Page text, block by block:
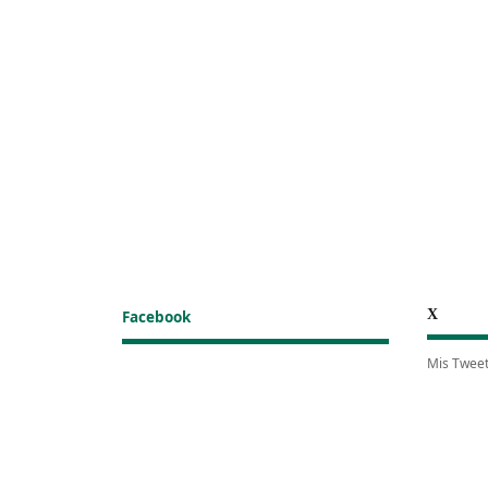
Facebook X
Mis